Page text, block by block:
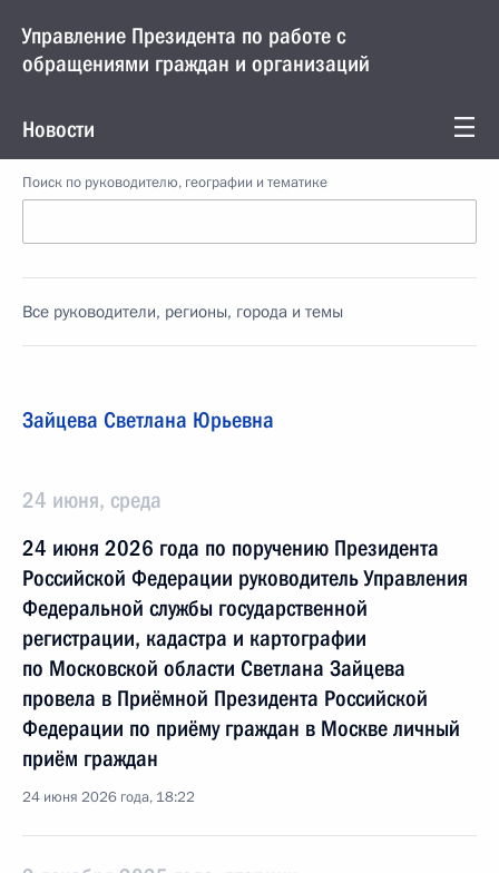
Управление Президента по работе с
обращениями граждан и организаций
Новости
Поиск по руководителю, географии и тематике
Все руководители, регионы, города и темы
Зайцева Светлана Юрьевна
24 июня, среда
24 июня 2026 года по поручению Президента
Российской Федерации руководитель Управления
Федеральной службы государственной
регистрации, кадастра и картографии
по Московской области Светлана Зайцева
провела в Приёмной Президента Российской
Федерации по приёму граждан в Москве личный
приём граждан
24 июня 2026 года, 18:22